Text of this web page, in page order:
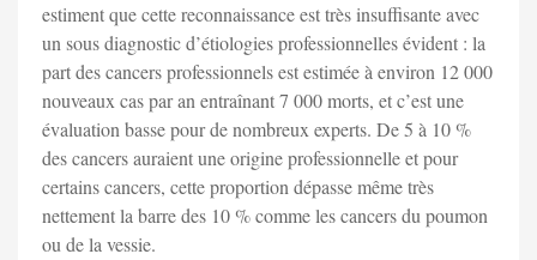
estiment que cette reconnaissance est très insuffisante avec
un sous diagnostic d’étiologies professionnelles évident : la
part des cancers professionnels est estimée à environ 12 000
nouveaux cas par an entraînant 7 000 morts, et c’est une
évaluation basse pour de nombreux experts. De 5 à 10 %
des cancers auraient une origine professionnelle et pour
certains cancers, cette proportion dépasse même très
nettement la barre des 10 % comme les cancers du poumon
ou de la vessie.